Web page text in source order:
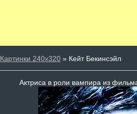
Картинки 240х320 » Кейт Бекинсэйл
Актриса в роли вампира из